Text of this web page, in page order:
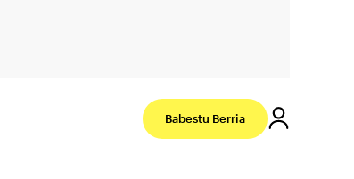
Babestu Berria